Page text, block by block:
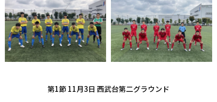
第1節 11月3日 西武台第二グラウンド